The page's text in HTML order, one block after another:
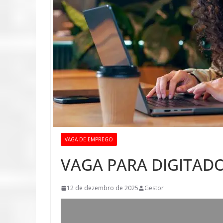
VAGA DE EMPREGO
VAGA PARA
12 de dezembro de 2025 Gestor